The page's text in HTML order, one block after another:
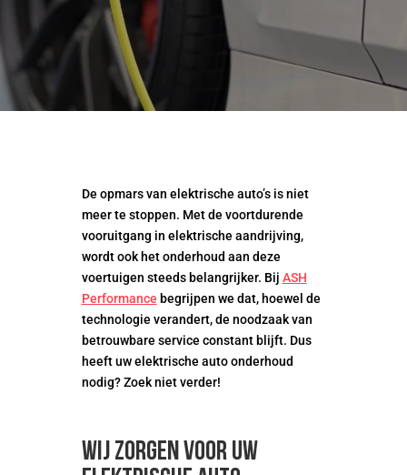
De opmars van elektrische auto’s is niet
meer te stoppen. Met de voortdurende
vooruitgang in elektrische aandrijving,
wordt ook het onderhoud aan deze
voertuigen steeds belangrijker. Bij ASH
Performance begrijpen we dat, hoewel de
technologie verandert, de noodzaak van
betrouwbare service constant blijft. Dus
heeft uw elektrische auto onderhoud
nodig? Zoek niet verder!
Wij zorgen voor uw